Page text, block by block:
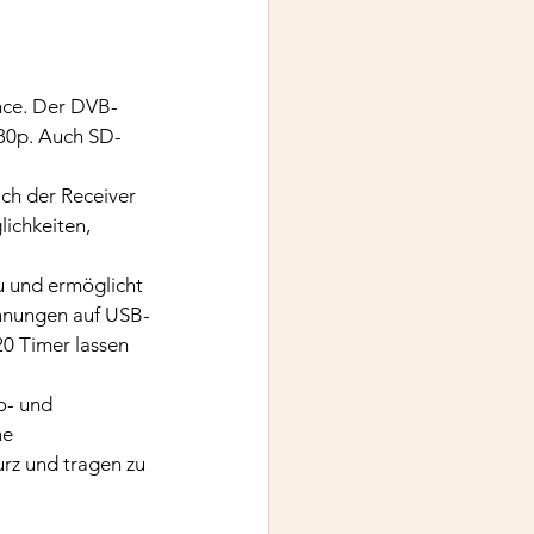
Der DVB-
Auch SD-
der Receiver
und ermöglicht
auf USB-
Timer lassen
und
und tragen zu